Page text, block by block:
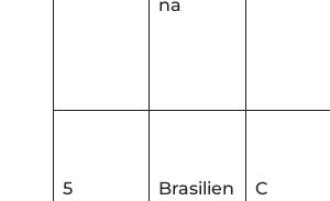
na
5 Brasilien C